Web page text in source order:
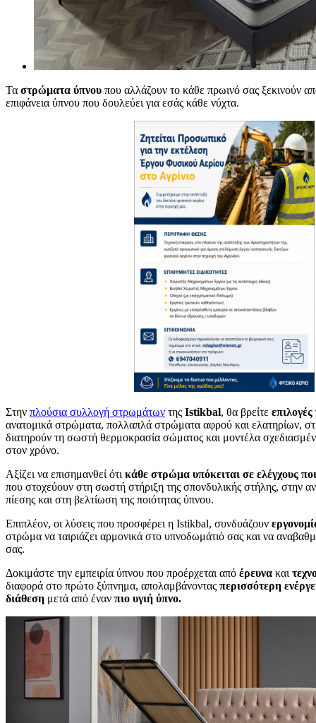
Τα στρώματα ύπνου που αλλάζουν το κάθε πρωινό σας ξεκινούν
επιφάνεια ύπνου που δουλεύει για εσάς κάθε νύχτα.
Στην πλούσια συλλογή στρωμάτων της Istikbal, θα βρείτε
ανατομικά στρώματα, πολλαπλά στρώματα αφρού και ελατηρίων,
διατηρούν τη σωστή θερμοκρασία σώματος και μοντέλα
στον χρόνο.
Αξίζει να επισημανθεί ότι κάθε στρώμα υπόκειται σε ελέγχους
που στοχεύουν στη σωστή στήριξη της σπονδυλικής στήλης, στην
πίεσης και στη βελτίωση της ποιότητας ύπνου.
Επιπλέον, οι λύσεις που προσφέρει η Istikbal, συνδυάζουν
στρώμα να ταιριάζει αρμονικά στο υπνοδωμάτιό σας και να
σας.
Δοκιμάστε την εμπειρία ύπνου που προέρχεται από έρευνα και
διαφορά στο πρώτο ξύπνημα, απολαμβάνοντας περισσότερη
διάθεση μετά από έναν πιο υγιή ύπνο.